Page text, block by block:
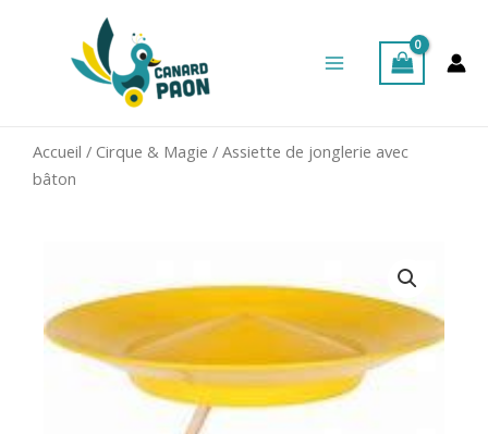
Menu
Accueil / Cirque & Magie / Assiette de jonglerie avec
bâton